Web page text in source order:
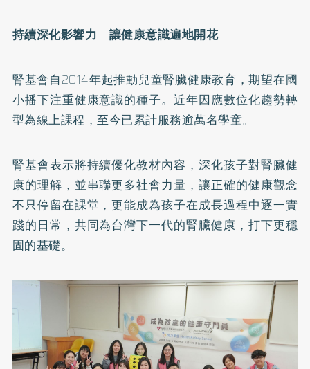
持續深化影響力 讓健康意識遍地開花
腎基會自2014年起推動兒童腎臟健康教育，期望在國
小播下注重健康意識的種子。近年因應數位化趨勢轉
型為線上課程，至今已累計服務逾萬名學童。
腎基會表示將持續優化教材內容，深化孩子對腎臟健
康的理解，並串聯更多社會力量，讓正確的健康觀念
不只停留在課堂，更能成為孩子在成長過程中逐一實
踐的日常，共同為台灣下一代的腎臟健康，打下更穩
固的基礎。